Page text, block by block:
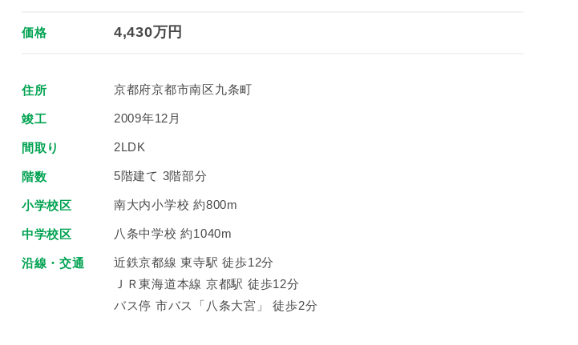
価格 4,430万円
住所 京都府京都市南区九条町
竣工 2009年12月
間取り 2LDK
階数 5階建て 3階部分
小学校区 南大内小学校 約800m
中学校区 八条中学校 約1040m
沿線・交通
近鉄京都線 東寺駅 徒歩12分
ＪＲ東海道本線 京都駅 徒歩12分
バス停 市バス「八条大宮」 徒歩2分